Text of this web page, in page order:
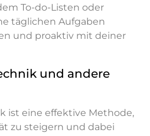
To-do-Listen oder
täglichen Aufgaben
und proaktiv mit deiner
und andere
ist eine effektive Methode,
zu steigern und dabei